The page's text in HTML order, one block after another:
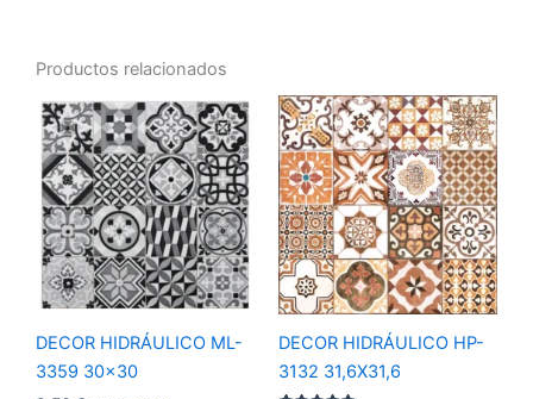
Productos relacionados
DECOR HIDRÁULICO ML-
3359 30×30
DECOR HIDRÁULICO HP-
3132 31,6X31,6